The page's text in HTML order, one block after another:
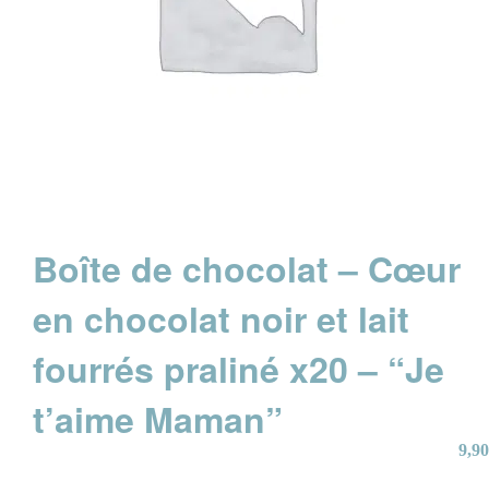
Boîte de chocolat – Cœur
en chocolat noir et lait
fourrés praliné x20 – “Je
t’aime Maman”
9,90